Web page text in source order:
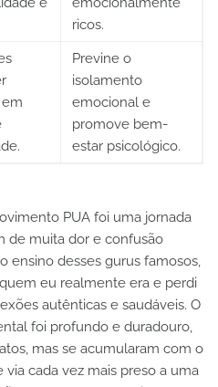
ricos.
em
Previne o
isolamento
emocional e
promove bem-
estar psicológico.
PUA foi uma jornada
de muita dor e confusão
ensino desses gurus famosos,
eu realmente era e perdi
autênticas e saudáveis. O
foi profundo e duradouro,
mas se acumularam com o
cada vez mais preso a uma